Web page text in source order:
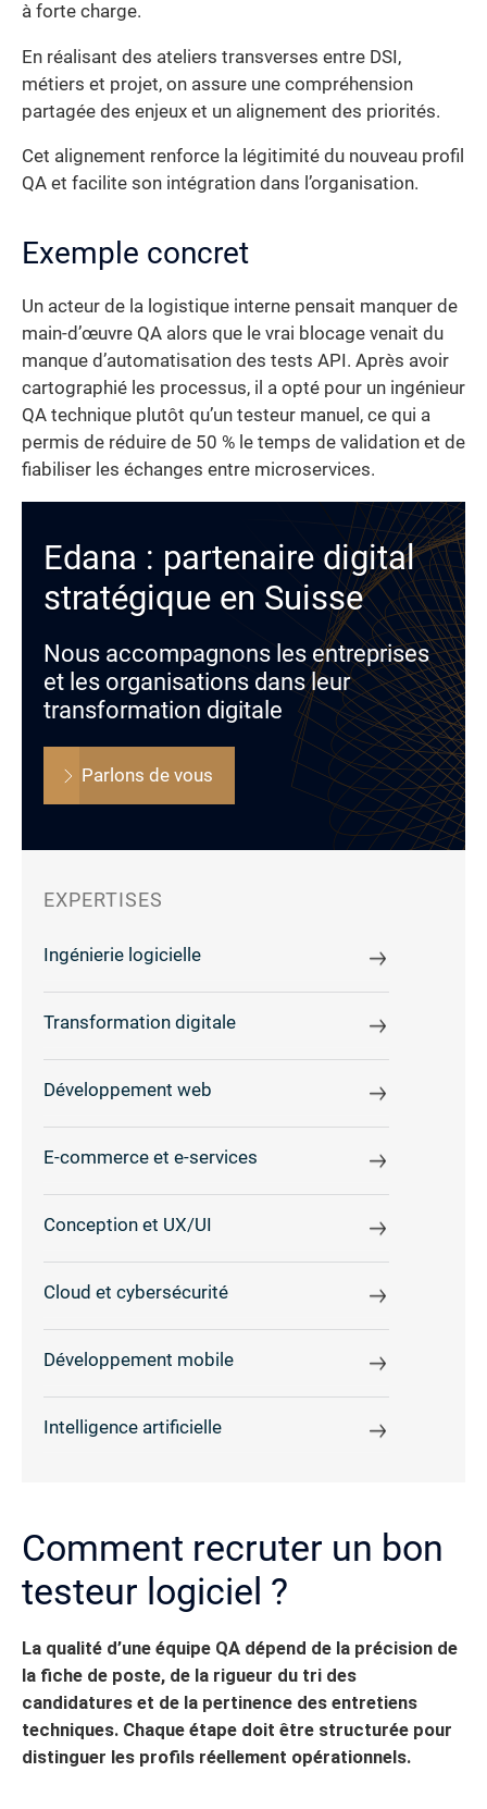
à forte charge.
En réalisant des ateliers transverses entre DSI,
métiers et projet, on assure une compréhension
partagée des enjeux et un alignement des priorités.
Cet alignement renforce la légitimité du nouveau profil
QA et facilite son intégration dans l’organisation.
Exemple concret
Un acteur de la logistique interne pensait manquer de
main-d’œuvre QA alors que le vrai blocage venait du
manque d’automatisation des tests API. Après avoir
cartographié les processus, il a opté pour un ingénieur
QA technique plutôt qu’un testeur manuel, ce qui a
permis de réduire de 50 % le temps de validation et de
fiabiliser les échanges entre microservices.
Edana : partenaire digital
stratégique en Suisse
Nous accompagnons les entreprises
et les organisations dans leur
transformation digitale
Parlons de vous
EXPERTISES
Ingénierie logicielle
Transformation digitale
Développement web
E-commerce et e-services
Conception et UX/UI
Cloud et cybersécurité
Développement mobile
Intelligence artificielle
Comment recruter un bon
testeur logiciel ?
La qualité d’une équipe QA dépend de la précision de
la fiche de poste, de la rigueur du tri des
candidatures et de la pertinence des entretiens
techniques. Chaque étape doit être structurée pour
distinguer les profils réellement opérationnels.